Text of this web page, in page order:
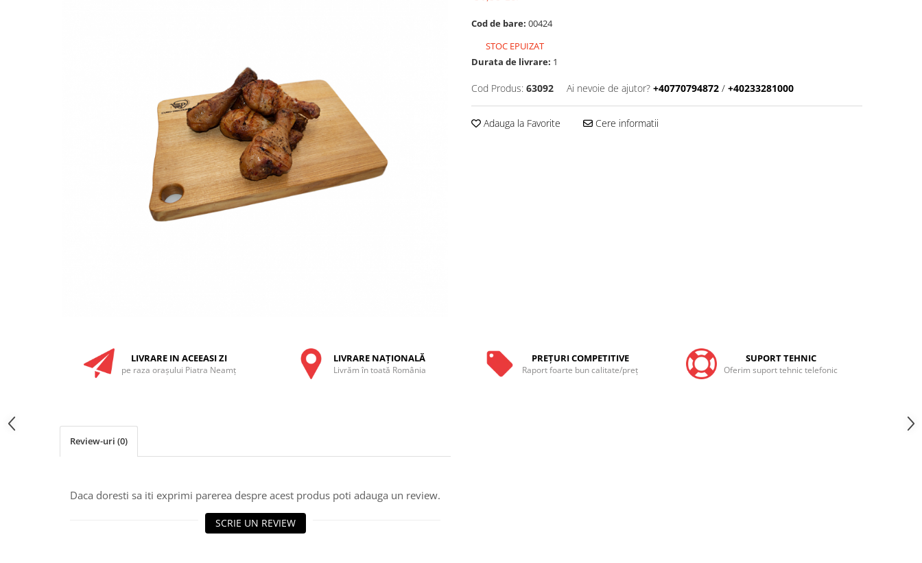
Cod de bare: 00424
STOC EPUIZAT
Durata de livrare: 1
Cod Produs: 63092 Ai nevoie de ajutor? +40770794872 / +40233281000
Adauga la Favorite Cere informatii
LIVRARE IN ACEEASI ZI
pe raza oraşului Piatra Neamţ
LIVRARE NAŢIONALĂ
Livrăm în toată România
PREŢURI COMPETITIVE
Raport foarte bun calitate/preţ
SUPORT TEHNIC
Oferim suport tehnic telefonic
Review-uri (0)
Daca doresti sa iti exprimi parerea despre acest produs poti adauga un review.
SCRIE UN REVIEW